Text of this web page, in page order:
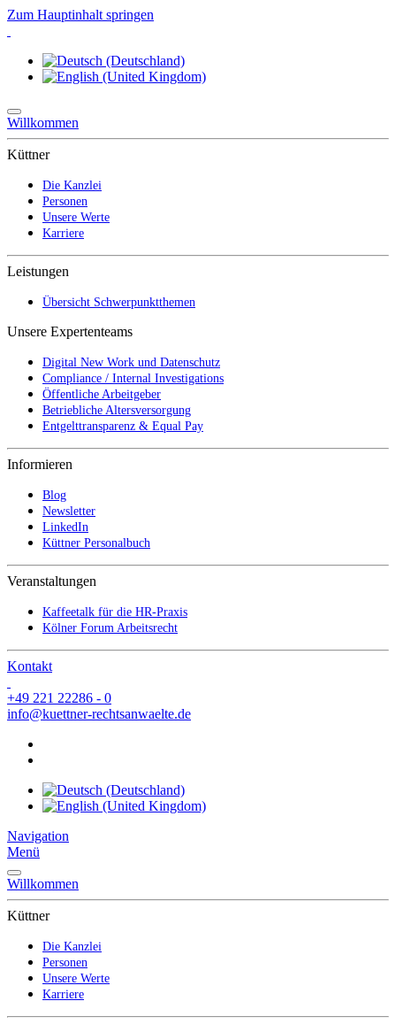
Zum Hauptinhalt springen
Willkommen
Küttner
Die Kanzlei
Personen
Unsere Werte
Karriere
Leistungen
Übersicht Schwerpunktthemen
Unsere Expertenteams
Digital New Work und Datenschutz
Compliance / Internal Investigations
Öffentliche Arbeitgeber
Betriebliche Altersversorgung
Entgelttransparenz & Equal Pay
Informieren
Blog
Newsletter
LinkedIn
Küttner Personalbuch
Veranstaltungen
Kaffeetalk für die HR-Praxis
Kölner Forum Arbeitsrecht
Kontakt
+49 221 22286 - 0
info@kuettner-rechtsanwaelte.de
Navigation
Menü
Willkommen
Küttner
Die Kanzlei
Personen
Unsere Werte
Karriere